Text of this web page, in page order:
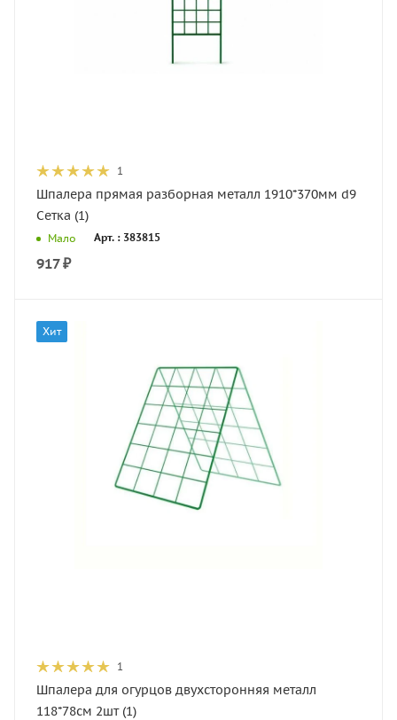
1
Шпалера прямая разборная металл 1910*370мм d9
Сетка (1)
Мало Арт. : 383815
917₽
Хит
1
Шпалера для огурцов двухсторонняя металл
118*78см 2шт (1)